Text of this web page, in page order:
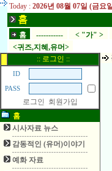
Today : 2026년 08월 07일 (금요
홈
홈 ----------- < "가" >
<귀즈,지혜,유머>
:: 로그인 ::
ID
PASS
로그인
회원가입
홈
시사자료 뉴스
감동적인 (유머)이야기
예화 자료